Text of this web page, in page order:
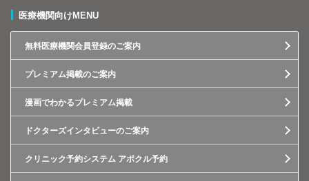
医療機関向けMENU
無料医療機関会員登録のご案内
プレミアム掲載のご案内
漫画でわかるプレミアム掲載
ドクターズインタビューのご案内
クリニック予約システム アポクル予約